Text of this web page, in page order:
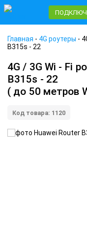
Главная - 4G роутеры -
B315s - 22
4G / 3G Wi - Fi
B315s - 22
( до 50 метров
Код товара: 1120